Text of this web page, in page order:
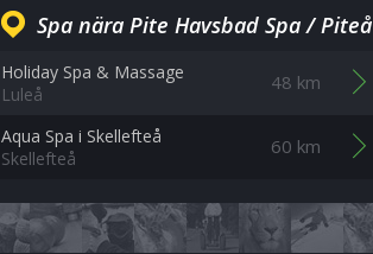
Spa nära Pite Havsbad Spa / Piteå
Holiday Spa & Massage
Luleå
48 km
Aqua Spa i Skellefteå
Skellefteå
60 km